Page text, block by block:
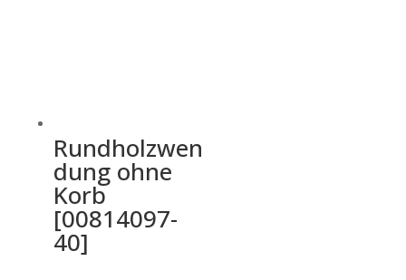
Rundholzwen
dung ohne
Korb
[00814097-
40]